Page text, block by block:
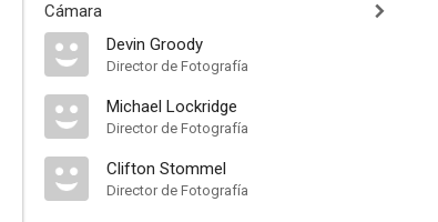
Cámara
Devin Groody
Director de Fotografía
Michael Lockridge
Director de Fotografía
Clifton Stommel
Director de Fotografía